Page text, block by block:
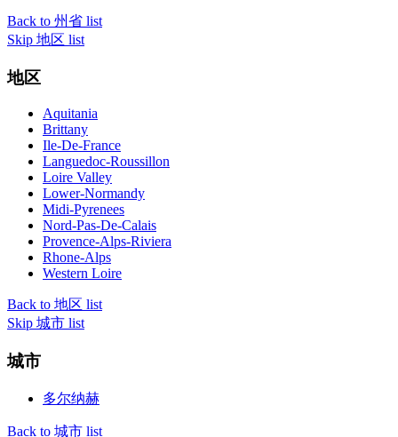
Back to 州省 list
Skip 地区 list
地区
Aquitania
Brittany
Ile-De-France
Languedoc-Roussillon
Loire Valley
Lower-Normandy
Midi-Pyrenees
Nord-Pas-De-Calais
Provence-Alps-Riviera
Rhone-Alps
Western Loire
Back to 地区 list
Skip 城市 list
城市
多尔纳赫
Back to 城市 list